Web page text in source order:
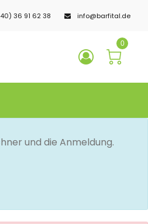
36 91 62 38 info@barfital.de
0
und die Anmeldung.